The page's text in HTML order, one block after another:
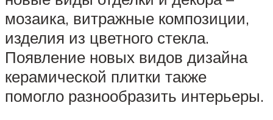
мозаика, витражные композиции,
изделия из цветного стекла.
Появление новых видов дизайна
керамической плитки также
помогло разнообразить интерьеры.